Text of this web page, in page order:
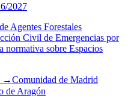
2027
Agentes Forestales
Civil de Emergencias por
sobre Espacios
→Comunidad de Madrid
de Aragón